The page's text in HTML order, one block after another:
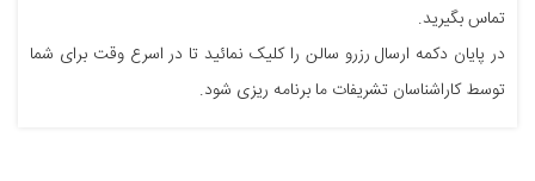
تماس بگیرید.
در پایان دکمه ارسال رزرو سالن را کلیک نمائید تا در اسرع وقت برای شما
توسط کاراشناسان تشریفات ما برنامه ریزی شود.